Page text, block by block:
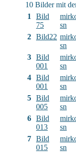
10 Bilder mit
1
Bild
75
sn
2 Bild22
sn
3 Bild
001
sn
4 Bild
001
sn
5 Bild
005
sn
6 Bild
013
sn
7 Bild
015
sn